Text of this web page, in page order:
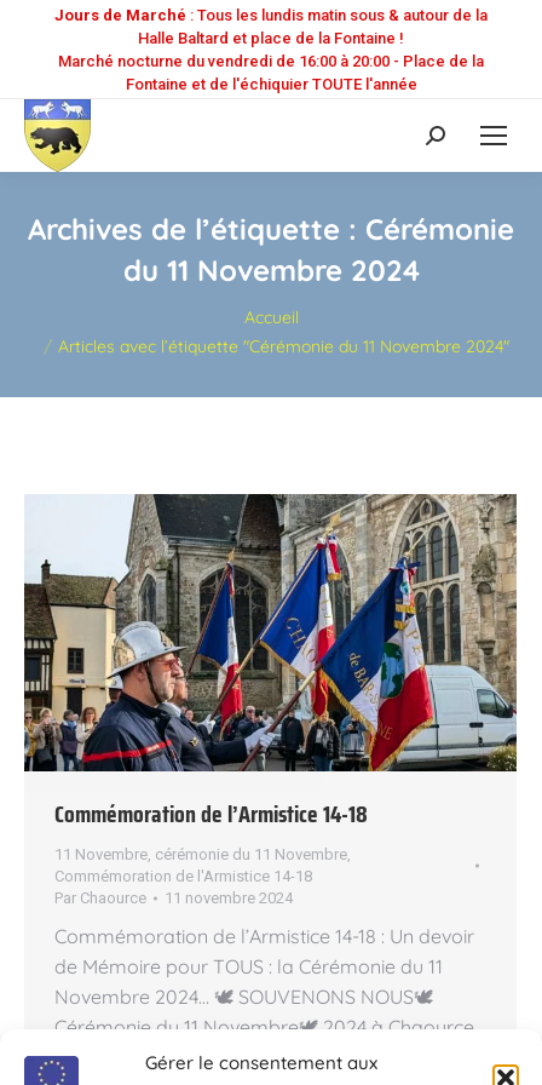
Gérer le consentement aux
Jours de Marché : Tous les lundis matin sous & autour de la
Halle Baltard et place de la Fontaine !
Marché nocturne du vendredi de 16:00 à 20:00 - Place de la
Fontaine et de l'échiquier TOUTE l'année
Recherche
:
Archives de l’étiquette : Cérémonie
du 11 Novembre 2024
Accueil
Articles avec l’étiquette "Cérémonie du 11 Novembre 2024"
Commémoration de l’Armistice 14-18
11 Novembre, cérémonie du 11 Novembre,
Commémoration de l'Armistice 14-18
Par Chaource 11 novembre 2024
Commémoration de l’Armistice 14-18 : Un devoir
de Mémoire pour TOUS : la Cérémonie du 11
Novembre 2024… 🕊️ SOUVENONS NOUS🕊️
Cérémonie du 11 Novembre🕊️ 2024 à Chaource
Cérémonie du 11 Novembre 2024 à Chaource…